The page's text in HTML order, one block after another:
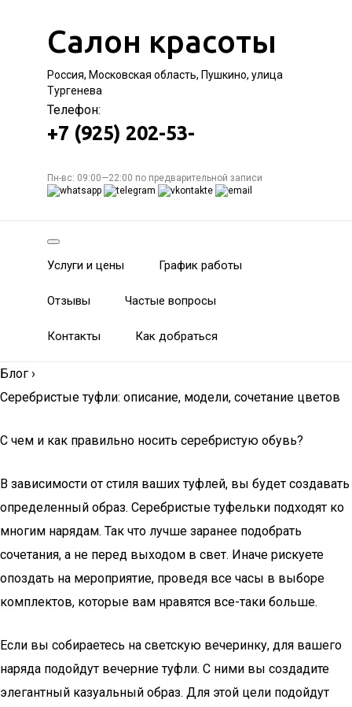
Салон красоты
Россия, Московская область, Пушкино, улица
Тургенева
Телефон:
+7 (925) 202-53-
Пн-вс: 09:00—22:00 по предварительной записи
Услуги и цены График работы
Отзывы Частые вопросы
Контакты Как добраться
Блог ›
Серебристые туфли: описание, модели, сочетание цветов
С чем и как правильно носить серебристую обувь?
В зависимости от стиля ваших туфлей, вы будет создавать
определенный образ. Серебристые туфельки подходят ко
многим нарядам. Так что лучше заранее подобрать
сочетания, а не перед выходом в свет. Иначе рискуете
опоздать на мероприятие, проведя все часы в выборе
комплектов, которые вам нравятся все-таки больше.
Если вы собираетесь на светскую вечеринку, для вашего
наряда подойдут вечерние туфли. С ними вы создадите
элегантный казуальный образ. Для этой цели подойдут